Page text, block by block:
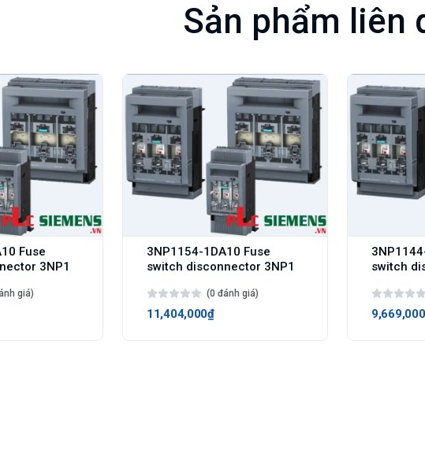
Sản phẩm liên
Fuse
3NP1
giá)
3NP1154-1DA10 Fuse
switch disconnector 3NP1
(0 đánh giá)
11,404,000₫
switch